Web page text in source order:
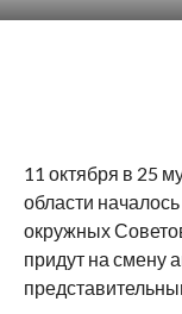
11 октября в 25
области
окружных
придут на смену